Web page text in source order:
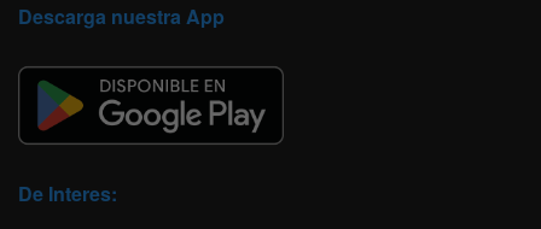
Descarga nuestra App
De Interes: